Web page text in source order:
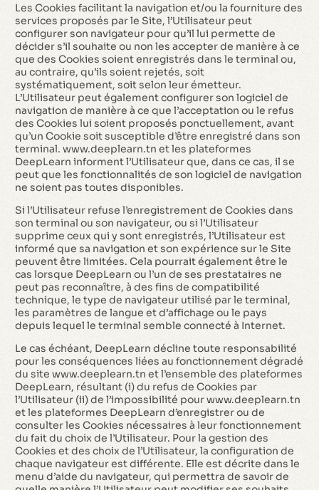
Les Cookies facilitant la navigation et/ou la fourniture des
services proposés par le Site, l’Utilisateur peut
configurer son navigateur pour qu’il lui permette de
décider s’il souhaite ou non les accepter de manière à ce
que des Cookies soient enregistrés dans le terminal ou,
au contraire, qu’ils soient rejetés, soit
systématiquement, soit selon leur émetteur.
L’Utilisateur peut également configurer son logiciel de
navigation de manière à ce que l’acceptation ou le refus
des Cookies lui soient proposés ponctuellement, avant
qu’un Cookie soit susceptible d’être enregistré dans son
terminal. www.deeplearn.tn et les plateformes
DeepLearn informent l’Utilisateur que, dans ce cas, il se
peut que les fonctionnalités de son logiciel de navigation
ne soient pas toutes disponibles.
Si l’Utilisateur refuse l’enregistrement de Cookies dans
son terminal ou son navigateur, ou si l’Utilisateur
supprime ceux qui y sont enregistrés, l’Utilisateur est
informé que sa navigation et son expérience sur le Site
peuvent être limitées. Cela pourrait également être le
cas lorsque DeepLearn ou l’un de ses prestataires ne
peut pas reconnaître, à des fins de compatibilité
technique, le type de navigateur utilisé par le terminal,
les paramètres de langue et d’affichage ou le pays
depuis lequel le terminal semble connecté à Internet.
Le cas échéant, DeepLearn décline toute responsabilité
pour les conséquences liées au fonctionnement dégradé
du site www.deeplearn.tn et l’ensemble des plateformes
DeepLearn, résultant (i) du refus de Cookies par
l’Utilisateur (ii) de l’impossibilité pour www.deeplearn.tn
et les plateformes DeepLearn d’enregistrer ou de
consulter les Cookies nécessaires à leur fonctionnement
du fait du choix de l’Utilisateur. Pour la gestion des
Cookies et des choix de l’Utilisateur, la configuration de
chaque navigateur est différente. Elle est décrite dans le
menu d’aide du navigateur, qui permettra de savoir de